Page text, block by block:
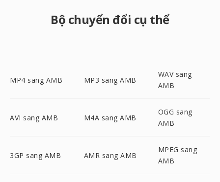
Bộ chuyển đổi cụ thể
MP4 sang AMB MP3 sang AMB
WAV sang
AMB
AVI sang AMB M4A sang AMB
OGG sang
AMB
3GP sang AMB AMR sang AMB
MPEG sang
AMB